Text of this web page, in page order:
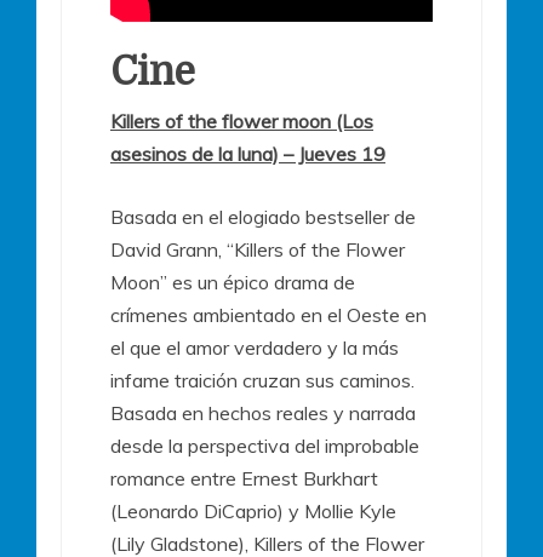
Cine
Killers of the flower moon (Los
asesinos de la luna) – Jueves 19
Basada en el elogiado bestseller de
David Grann, “Killers of the Flower
Moon” es un épico drama de
crímenes ambientado en el Oeste en
el que el amor verdadero y la más
infame traición cruzan sus caminos.
Basada en hechos reales y narrada
desde la perspectiva del improbable
romance entre Ernest Burkhart
(Leonardo DiCaprio) y Mollie Kyle
(Lily Gladstone), Killers of the Flower